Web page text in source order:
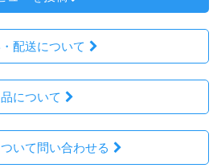
配送について
について
いて問い合わせる